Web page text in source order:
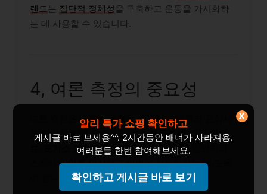
렌드 는 집단적 정체성을 구축하고 운동을 가시화하
는 데 사용할 수 있습니다.
4, 여론 측정의 중요성
여론 측정은 여론의 동향을 추적하고 대중의 관심사
를 파악하는 데 필수적입니다.설문조사,집단 인터
포커스 그룹과 같은 연구 방법은 정책 입안자와
민의를 인식하고입법을 정보화하는 데 도움
알리 특가 쇼핑 확인하고
게시글 바로 보세용^^. 2시간동안 배너가 사라져용.
여러분들 한번 참여해보세요.
확인하고 게시글 바로 보기
X